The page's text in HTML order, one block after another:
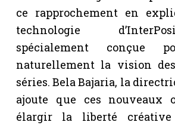
ce rapprochement en
technologie
spécialement conçue
naturellement la vision
séries. Bela Bajaria, la
ajoute que ces nouveaux
élargir la liberté créative